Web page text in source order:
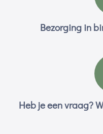
Bezorging in
Heb je een vraag?